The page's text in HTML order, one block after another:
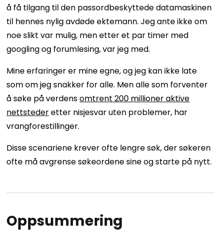
å få tilgang til den passordbeskyttede datamaskinen
til hennes nylig avdøde ektemann. Jeg ante ikke om
noe slikt var mulig, men etter et par timer med
googling og forumlesing, var jeg med.
Mine erfaringer er mine egne, og jeg kan ikke late
som om jeg snakker for alle. Men alle som forventer
å søke på verdensomtrent 200 millioner aktive
nettstederetter nisjesvar uten problemer, har
vrangforestillinger.
Disse scenariene krever ofte lengre søk, der søkeren
ofte må avgrense søkeordene sine og starte på nytt.
Oppsummering